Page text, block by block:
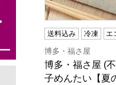
送料込み 冷凍 エ
博多・福さ屋
博多・福さ屋 (
子めんたい【夏